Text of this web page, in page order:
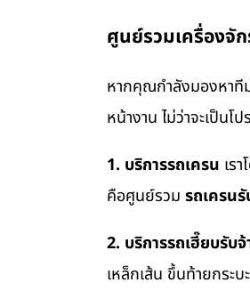
ศูนย์รวมเครื่องจั
หากคุณกำลังมองหาที
หน้างาน ไม่ว่าจะเป็น
1. บริการรถเครน เร
คือศูนย์รวม รถเครน
2. บริการรถเฮี๊ยบรับจ้
เหล็กเส้น ขึ้นท้ายกระ